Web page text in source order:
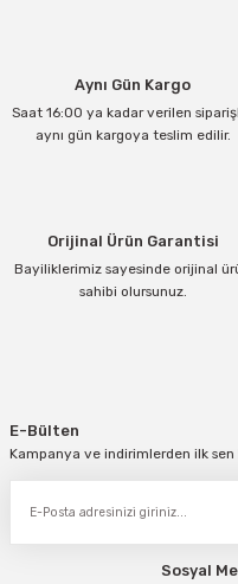
Ürün açıklamasında eksik
Ürün bilgilerinde hatalar
Aynı Gün Kargo
Saat 16:00 ya kadar verilen
aynı gün kargoya teslim edilir.
Orijinal Ürün Garantisi
Bayiliklerimiz sayesinde orijinal
sahibi olursunuz.
E-Bülten
Kampanya ve indirimlerden ilk sen
Sosyal